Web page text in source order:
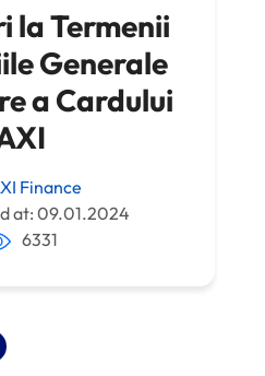
la Termenii
Generale
a Cardului
Finance
at: 09.01.2024
6331
IN A NEW TAB)
IN A NEW TAB)